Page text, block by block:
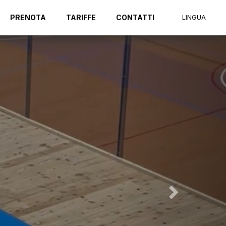
PRENOTA TARIFFE CONTATTI LINGUA